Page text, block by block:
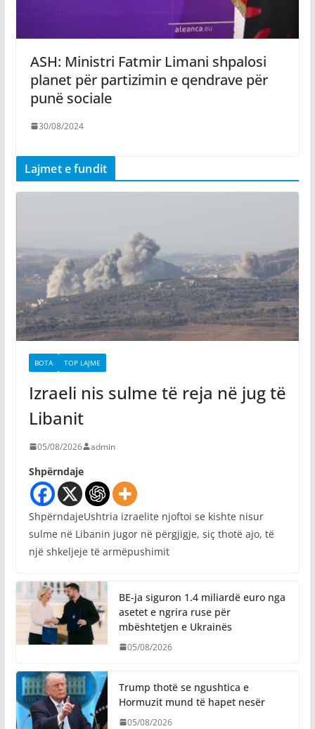
ASH: Ministri Fatmir Limani shpalosi
planet për partizimin e qendrave për
punë sociale
30/08/2024
Lajmet e fundit
BOTA TOP LAJME
Izraeli nis sulme të reja në jug të
Libanit
05/08/2026 admin
Shpërndaje
ShpërndajeUshtria izraelite njoftoi se kishte nisur
sulme në Libanin jugor në përgjigje, siç thotë ajo, të
një shkeljeje të armëpushimit
BE-ja siguron 1.4 miliardë euro nga
asetet e ngrira ruse për
mbështetjen e Ukrainës
05/08/2026
Trump thotë se ngushtica e
Hormuzit mund të hapet nesër
05/08/2026